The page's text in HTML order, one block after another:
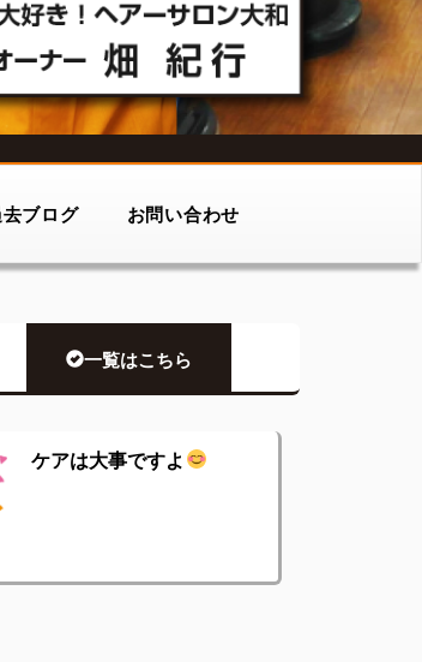
ブログ お問い合わせ
一覧はこちら
ケアは大事ですよ